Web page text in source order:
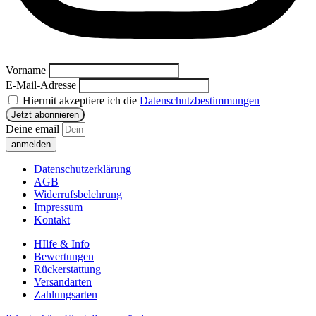
Vorname
E-Mail-Adresse
Hiermit akzeptiere ich die Datenschutzbestimmungen
Deine email
anmelden
Datenschutzerklärung
AGB
Widerrufsbelehrung
Impressum
Kontakt
HIlfe & Info
Bewertungen
Rückerstattung
Versandarten
Zahlungsarten